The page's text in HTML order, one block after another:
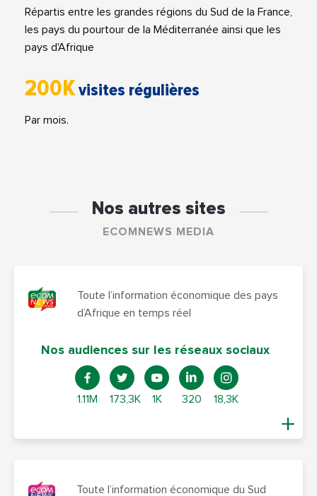
Répartis entre les grandes régions du Sud de la France,
les pays du pourtour de la Méditerranée ainsi que les
pays d'Afrique
200Kvisites régulières
Par mois.
Nos autres sites
ECOMNEWS MEDIA
Toute l’information économique des pays
d’Afrique en temps réel
Nos audiences sur les réseaux sociaux
1.11M 173,3K 1K 320 18,3K
Toute l’information économique du Sud